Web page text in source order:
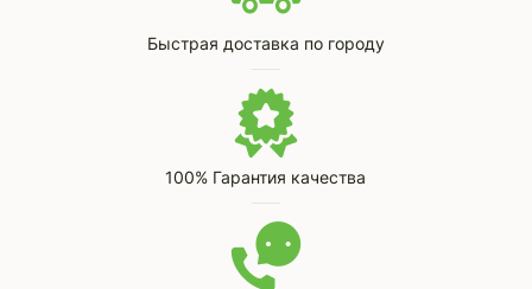
Быстрая доставка по городу
100% Гарантия качества